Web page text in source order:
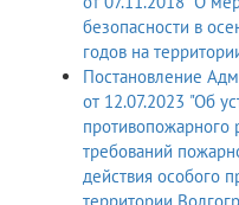
безопасности в
годов на
Постановление
от 12.07.2023 "Об
требований
действия особого